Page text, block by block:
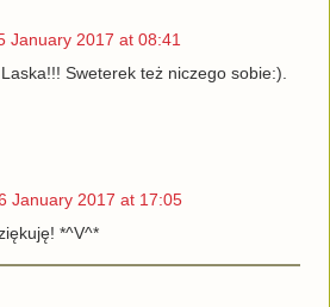
January 2017 at 08:41
Sweterek też niczego sobie:).
January 2017 at 17:05
*^V^*